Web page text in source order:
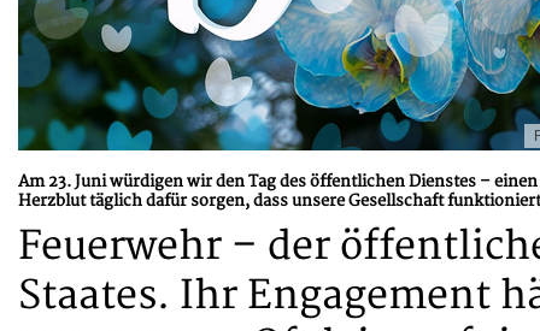
Am 23. Juni würdigen wir den Tag des öffentlichen Dienstes –
Herzblut täglich dafür sorgen, dass unsere Gesellschaft
Feuerwehr – der
Staates. Ihr Engagement